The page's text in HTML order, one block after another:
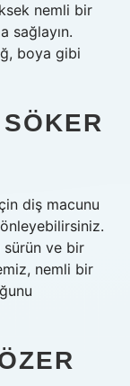
nemli bir
sağlayın.
boya gibi
diş macunu
sürün ve bir
nemli bir